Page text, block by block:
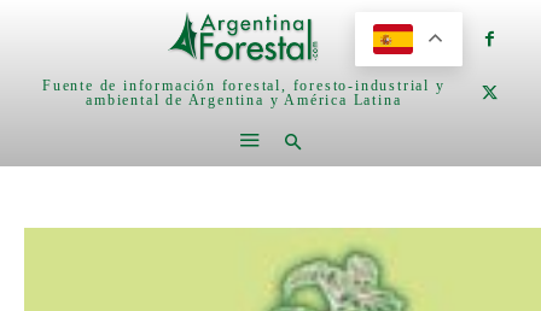
Fuente de información forestal, foresto-industrial y
ambiental de Argentina y América Latina